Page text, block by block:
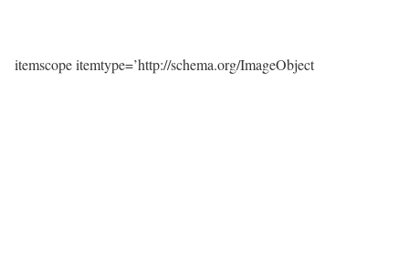
itemscope itemtype=’http://schema.org/ImageObject